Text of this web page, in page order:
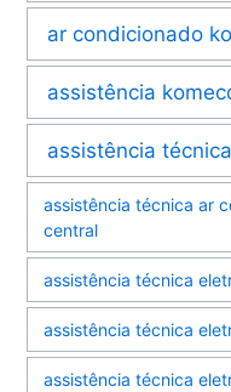
ar condicionado
assistência
assistência
assistência técnica ar
central
assistência técnica
assistência técnica
assistência técnica